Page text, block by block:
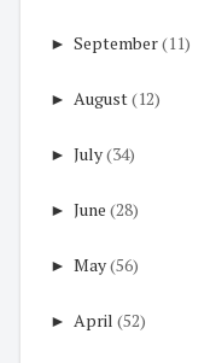
► September(11)
► August(12)
► July(34)
► June (28)
► May(56)
► April (52)